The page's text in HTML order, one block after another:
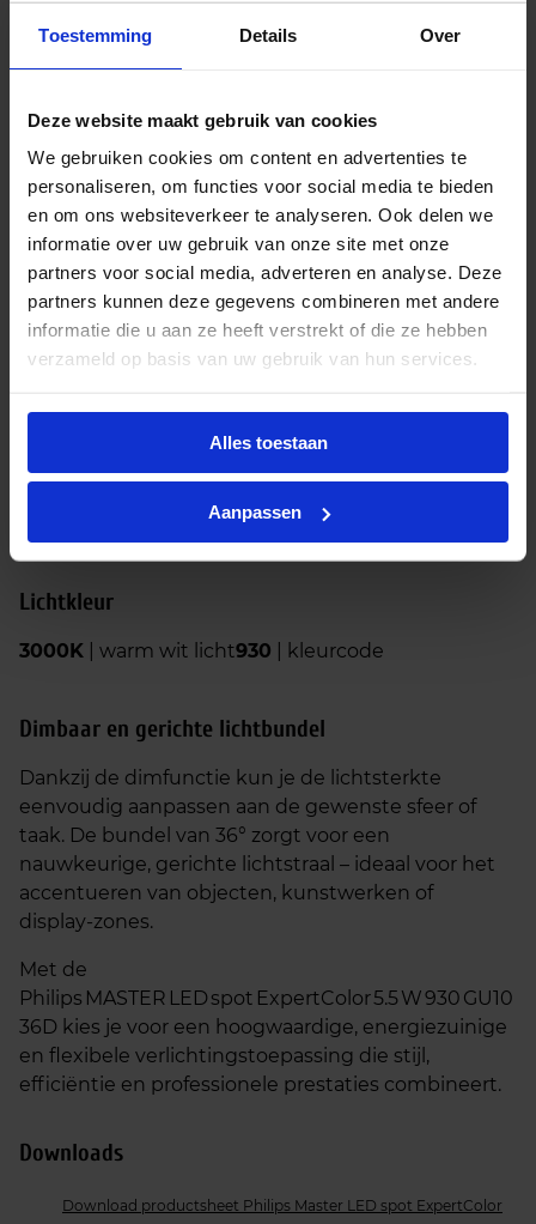
Toestemming Details Over
Deze website maakt gebruik van cookies
We gebruiken cookies om content en advertenties te
personaliseren, om functies voor social media te bieden
en om ons websiteverkeer te analyseren. Ook delen we
informatie over uw gebruik van onze site met onze
partners voor social media, adverteren en analyse. Deze
partners kunnen deze gegevens combineren met andere
informatie die u aan ze heeft verstrekt of die ze hebben
verzameld op basis van uw gebruik van hun services.
Alles toestaan
Aanpassen
Met een verbruik van slechts 5,5 W vervangt deze
halogeenspot. Dit resulteert in een
energiebesparing tot circa 80%. De hoge
kleurweergaveindex (CRI > 90) zorgt ervoor dat
kleuren levensecht worden weergegeven, wat van
belang is in ruimtes waar uitstraling en presentatie
essentieel zijn.
Lange levensduur
ongeveer 40.000 branduren – aanzienlijk langer
dan bij conventionele halogeenspots. Dit betekent
minder vervangingen en lagere onderhoudskosten,
intensief of langdurig gebruik.
Lichtkleur
3000K | warm wit licht930 | kleurcode
Dimbaar en gerichte lichtbundel
Dankzij de dimfunctie kun je de lichtsterkte
eenvoudig aanpassen aan de gewenste sfeer of
taak. De bundel van 36° zorgt voor een
nauwkeurige, gerichte lichtstraal – ideaal voor het
accentueren van objecten, kunstwerken of
display‑zones.
Met de
Philips MASTER LED spot ExpertColor 5.5 W 930 GU10
36D kies je voor een hoogwaardige, energiezuinige
en flexibele verlichtingstoepassing die stijl,
efficiëntie en professionele prestaties combineert.
Downloads
Download productsheet Philips Master LED spot ExpertColor